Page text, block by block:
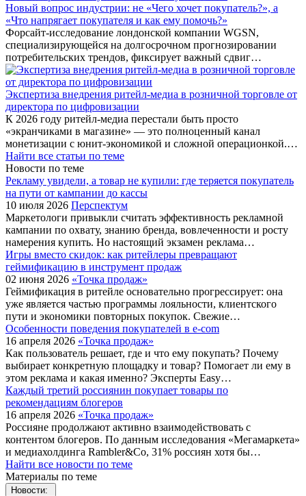
Новый вопрос индустрии: не «Чего хочет покупатель?», а
«Что напрягает покупателя и как ему помочь?»
Форсайт-исследование лондонской компании WGSN,
специализирующейся на долгосрочном прогнозировании
потребительских трендов, фиксирует важный сдвиг…
Экспертиза внедрения ритейл-медиа в розничной торговле от
директора по цифровизации
К 2026 году ритейл-медиа перестали быть просто
«экранчиками в магазине» — это полноценный канал
монетизации с юнит-экономикой и сложной операционкой.…
Найти все статьи по теме
Новости по теме
Рекламу увидели, а товар не купили: где теряется покупатель
на пути от кампании до кассы
10 июля 2026 Перспектум
Маркетологи привыкли считать эффективность рекламной
кампании по охвату, знанию бренда, вовлеченности и росту
намерения купить. Но настоящий экзамен реклама…
Игры вместо скидок: как ритейлеры превращают
геймификацию в инструмент продаж
02 июня 2026 «Точка продаж»
Геймификация в ритейле основательно прогрессирует: она
уже является частью программы лояльности, клиентского
пути и экономики повторных покупок. Свежие…
Особенности поведения покупателей в e-com
16 апреля 2026 «Точка продаж»
Как пользователь решает, где и что ему покупать? Почему
выбирает конкретную площадку и товар? Помогает ли ему в
этом реклама и какая именно? Эксперты Easy…
Каждый третий россиянин покупает товары по
рекомендациям блогеров
16 апреля 2026 «Точка продаж»
Россияне продолжают активно взаимодействовать с
контентом блогеров. По данным исследования «Мегамаркета»
и медиахолдинга Rambler&Co, 31% россиян хотя бы…
Найти все новости по теме
Материалы по теме
Новости: